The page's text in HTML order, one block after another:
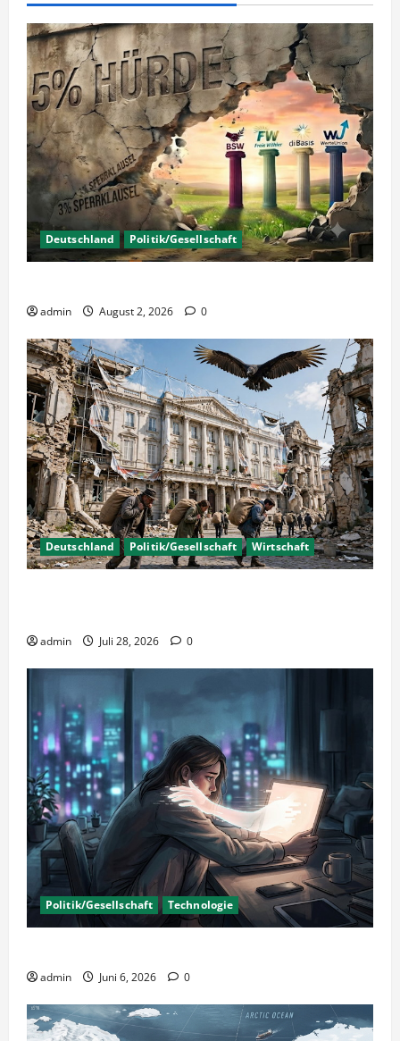
Deutschland Politik/Gesellschaft
admin August 2, 2026 0
Deutschland Politik/Gesellschaft Wirtschaft
admin Juli 28, 2026 0
Politik/Gesellschaft Technologie
admin Juni 6, 2026 0